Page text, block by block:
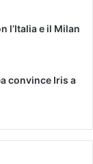
l’Italia e il Milan
convince Iris a